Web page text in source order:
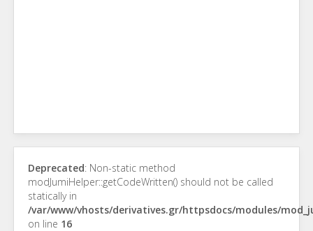
Deprecated: Non-static method
modJumiHelper::getCodeWritten() should not be called
statically in
/var/www/vhosts/derivatives.gr/httpsdocs/modules/
on line 16